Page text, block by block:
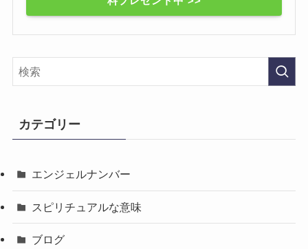
カテゴリー
エンジェルナンバー
スピリチュアルな意味
ブログ